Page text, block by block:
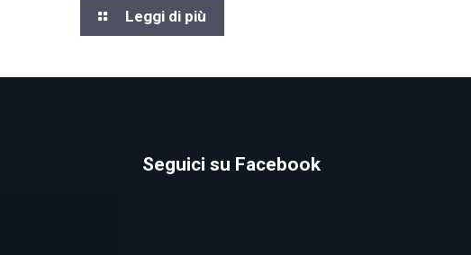
Leggi di più
Seguici su Facebook